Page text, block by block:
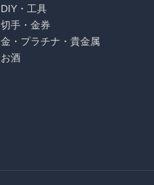
DIY・工具
切手・金券
金・プラチナ・貴金属
お酒